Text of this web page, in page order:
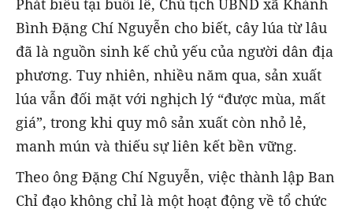
Phát biểu tại buổi lễ, Chủ tịch UBND xã Khánh
Bình Đặng Chí Nguyễn cho biết, cây lúa từ lâu
đã là nguồn sinh kế chủ yếu của người dân địa
phương. Tuy nhiên, nhiều năm qua, sản xuất
lúa vẫn đối mặt với nghịch lý “được mùa, mất
giá”, trong khi quy mô sản xuất còn nhỏ lẻ,
manh mún và thiếu sự liên kết bền vững.
Theo ông Đặng Chí Nguyễn, việc thành lập Ban
Chỉ đạo không chỉ là một hoạt động về tổ chức